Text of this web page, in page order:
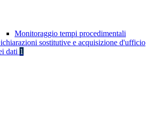
Monitoraggio tempi procedimentali
sostitutive e acquisizione d'ufficio
dati 1